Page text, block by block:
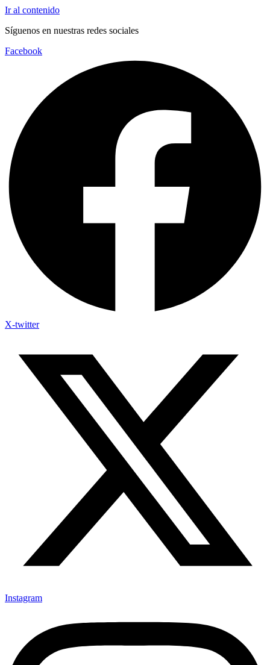
Ir al contenido
Síguenos en nuestras redes sociales
Facebook
X-twitter
Instagram